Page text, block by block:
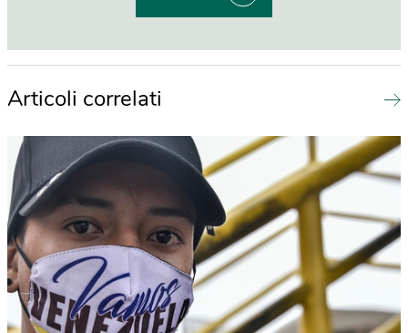
Articoli correlati